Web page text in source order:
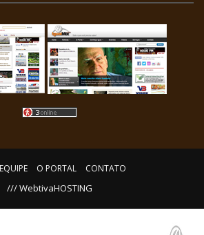
EQUIPE O PORTAL CONTATO
/// WebtivaHOSTING